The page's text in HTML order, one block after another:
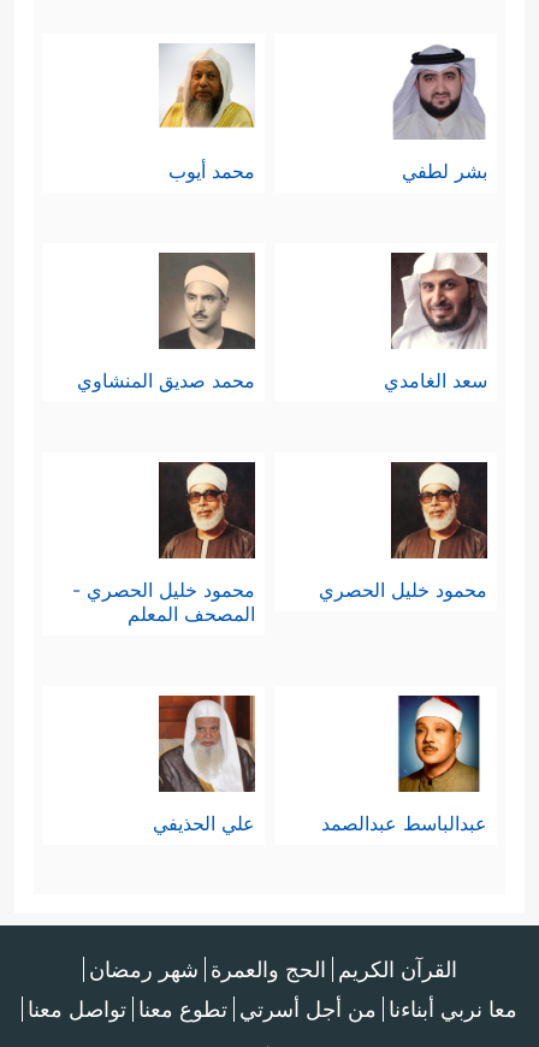
بشر لطفي محمد أيوب
سعد الغامدي محمد صديق المنشاوي
محمود خليل الحصري
محمود خليل الحصري -
المصحف المعلم
عبدالباسط عبدالصمد علي الحذيفي
القرآن الكريم الحج والعمرة شهر رمضان
معا نربي أبناءنا من أجل أسرتي تطوع معنا تواصل معنا